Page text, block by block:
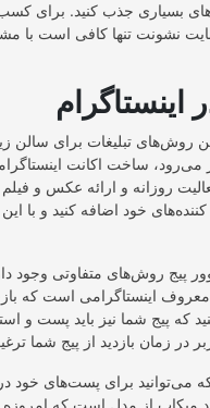
بسیاری جذب کنید. برای
نشونت تنها کافی است با
اینستاگرام
روش‌های تبلیغات برای سالن
ساخت اکانت
روزانه و ارائه عکس و فیلم
کننده‌های خود اضافه کنید و با
پیج روش‌های متفاوتی وجود
اینستاگرامی است که
که پیج شما نیز باید پست و
می‌توانید برای پست‌های خود
میکاپ از مدل است که امروزه